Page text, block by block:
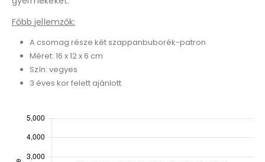
Főbb jellemzők:
A csomag része két szappanbuborék-patron
Méret: 16 x 12 x 6 cm
Szín: vegyes
3 éves kor felett ajánlott